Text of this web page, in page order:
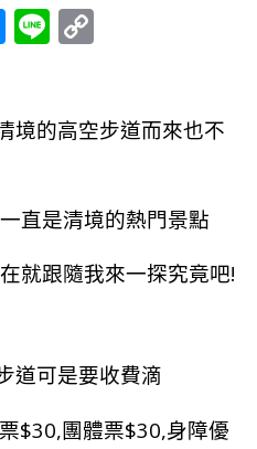
Messenger
Line
境的高空步道而來也不
直是清境的熱門景點
就跟隨我來一探究竟吧!
道可是要收費滴
$30,團體票$30,身障優